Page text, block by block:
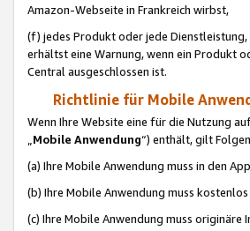
Amazon-Webseite in Frankreich wirbst,
(f) jedes Produkt oder jede Dienstleistung,
erhältst eine Warnung, wenn ein Produkt
Central ausgeschlossen ist.
Richtlinie für Mobile
Wenn Ihre Website eine für die Nutzung
„Mobile Anwendung“) enthält, gilt
(a) Ihre Mobile Anwendung muss in den
(b) Ihre Mobile Anwendung muss
(c) Ihre Mobile Anwendung muss originäre